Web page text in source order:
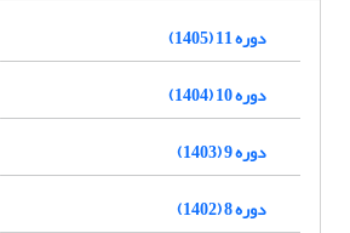
دوره 11 (1405)
دوره 10 (1404)
دوره 9 (1403)
دوره 8 (1402)